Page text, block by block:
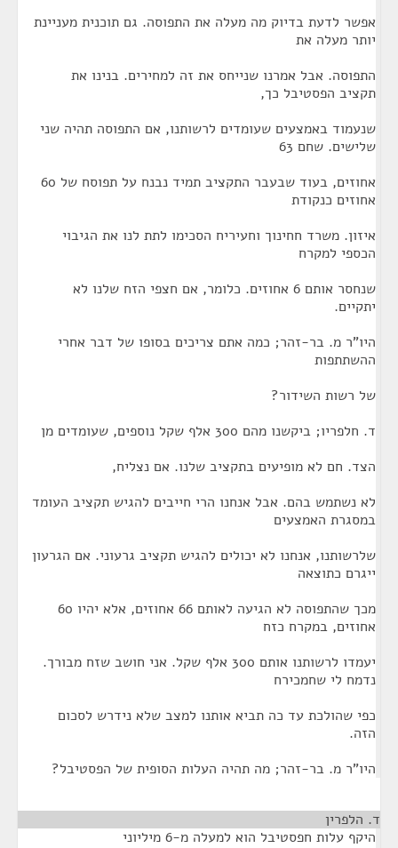
אפשר לדעת בדיוק מה מעלה את התפוסה. גם תוכנית מעניינת
יותר מעלה את
התפוסה. אבל אמרנו שנייחס את זה למחירים. בנינו את
תקציב הפסטיבל כך,
שנעמוד באמצעים שעומדים לרשותנו, אם התפוסה תהיה שני
שלישים. שחם 63
אחוזים, בעוד שבעבר התקציב תמיד נבנח על תפוסח של 60
אחוזים כנקודת
איזון. משרד חחינוך וחעיריח הסכימו לתת לנו את הגיבוי
הכספי למקרח
שנחסר אותם 6 אחוזים. כלומר, אם חצפי הזח שלנו לא
יתקיים.
היו"ר מ. בר-זהר; כמה אתם צריכים בסופו של דבר אחרי
ההשתתפות
של רשות השידור?
ד. חלפריו; ביקשנו מהם 300 אלף שקל נוספים, שעומדים מן
הצד. חם לא מופיעים בתקציב שלנו. אם נצליח,
לא נשתמש בהם. אבל אנחנו הרי חייבים להגיש תקציב העומד
במסגרת האמצעים
שלרשותנו, אנחנו לא יכולים להגיש תקציב גרעוני. אם הגרעון
ייגרם כתוצאה
מכך שהתפוסה לא הגיעה לאותם 66 אחוזים, אלא יהיו 60
אחוזים, במקרח כזח
יעמדו לרשותנו אותם 300 אלף שקל. אני חושב שזח מבורך.
נדמח לי שחמכירח
כפי שהולכת עד כה תביא אותנו למצב שלא נידרש לסכום
הזה.
היו"ר מ. בר-זהר; מה תהיה העלות הסופית של הפסטיבל?
ד. הלפרין
היקף עלות חפסטיבל הוא למעלה מ-6 מיליוני